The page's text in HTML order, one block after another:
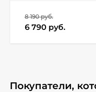
8 190 руб.
6 790 руб.
Покупатели,